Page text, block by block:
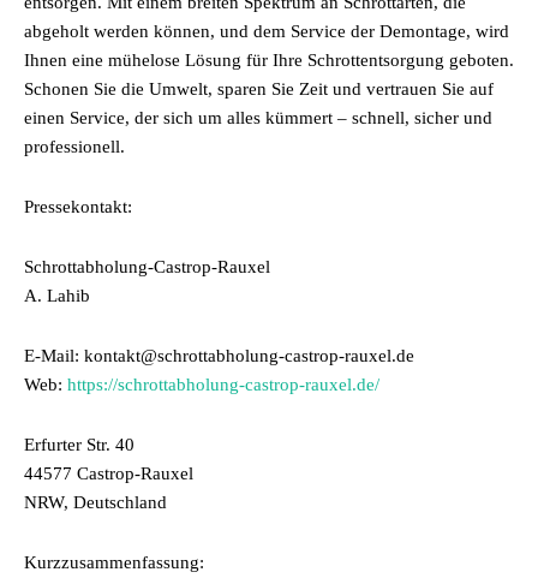
abgeholt werden können, und dem Service der Demontage, wird
Ihnen eine mühelose Lösung für Ihre Schrottentsorgung geboten.
Schonen Sie die Umwelt, sparen Sie Zeit und vertrauen Sie auf
einen Service, der sich um alles kümmert – schnell, sicher und
professionell.
Pressekontakt:
Schrottabholung-Castrop-Rauxel
A. Lahib
E-Mail: kontakt@schrottabholung-castrop-rauxel.de
Web: https://schrottabholung-castrop-rauxel.de/
Erfurter Str. 40
44577 Castrop-Rauxel
NRW, Deutschland
Kurzzusammenfassung: